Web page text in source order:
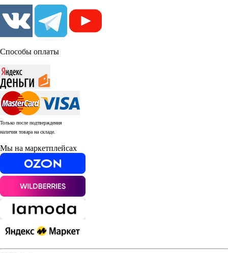
Способы оплаты
Только после подтверждения
наличия товара на складе.
Мы на маркетплейсах